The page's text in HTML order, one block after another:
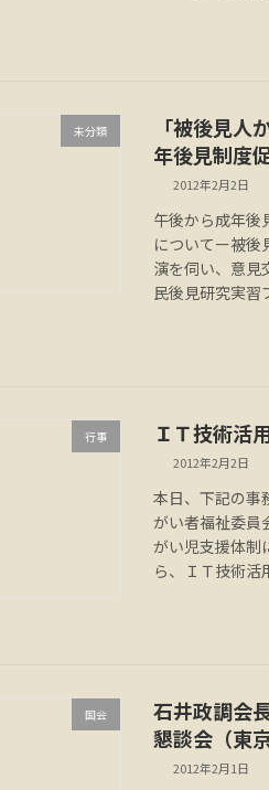
未分類
「被後見人
年後見制度
2012年2月2日
午後から成年後
についてー被後
演を伺い、意
民後見研究実
行事 ＩＴ技術活
2012年2月2日
本日、下記の事
がい者福祉委員
がい児支援体制
ら、ＩＴ技術
国会
石井政調会
懇談会（東京
2012年2月1日